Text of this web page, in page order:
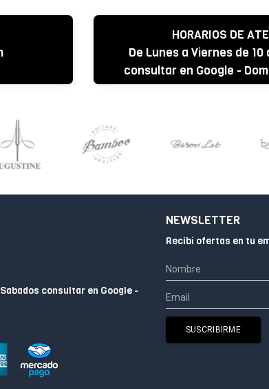
HORARIOS DE
De Lunes a Viernes de 10
consultar en Google -
CERRADO
consultar en Google -
NEWSLETTER
Recibí ofertas en tu